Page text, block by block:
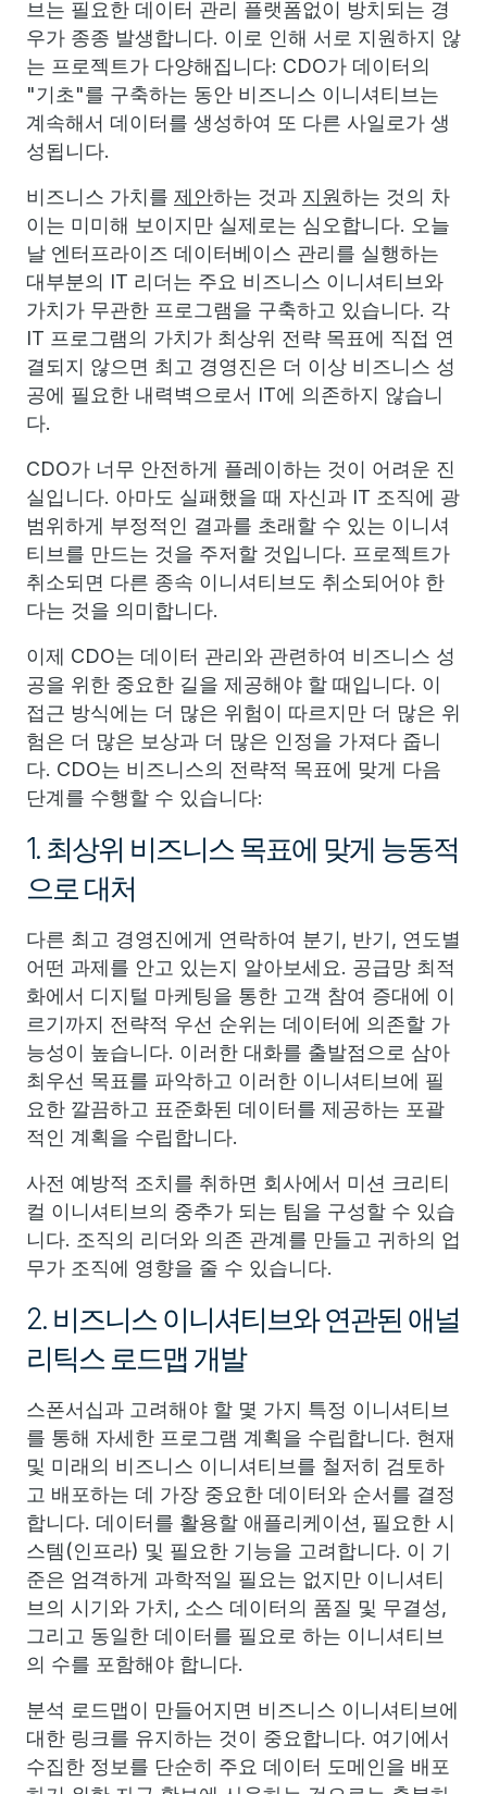
브는 필요한 데이터 관리 플랫폼없이 방치되는 경
우가 종종 발생합니다. 이로 인해 서로 지원하지 않
는 프로젝트가 다양해집니다: CDO가 데이터의
"기초"를 구축하는 동안 비즈니스 이니셔티브는
계속해서 데이터를 생성하여 또 다른 사일로가 생
성됩니다.
비즈니스 가치를 제안하는 것과 지원하는 것의 차
이는 미미해 보이지만 실제로는 심오합니다. 오늘
날 엔터프라이즈 데이터베이스 관리를 실행하는
대부분의 IT 리더는 주요 비즈니스 이니셔티브와
가치가 무관한 프로그램을 구축하고 있습니다. 각
IT 프로그램의 가치가 최상위 전략 목표에 직접 연
결되지 않으면 최고 경영진은 더 이상 비즈니스 성
공에 필요한 내력벽으로서 IT에 의존하지 않습니
다.
CDO가 너무 안전하게 플레이하는 것이 어려운 진
실입니다. 아마도 실패했을 때 자신과 IT 조직에 광
범위하게 부정적인 결과를 초래할 수 있는 이니셔
티브를 만드는 것을 주저할 것입니다. 프로젝트가
취소되면 다른 종속 이니셔티브도 취소되어야 한
다는 것을 의미합니다.
이제 CDO는 데이터 관리와 관련하여 비즈니스 성
공을 위한 중요한 길을 제공해야 할 때입니다. 이
접근 방식에는 더 많은 위험이 따르지만 더 많은 위
험은 더 많은 보상과 더 많은 인정을 가져다 줍니
다. CDO는 비즈니스의 전략적 목표에 맞게 다음
단계를 수행할 수 있습니다:
1. 최상위 비즈니스 목표에 맞게 능동적
으로 대처
다른 최고 경영진에게 연락하여 분기, 반기, 연도별
어떤 과제를 안고 있는지 알아보세요. 공급망 최적
화에서 디지털 마케팅을 통한 고객 참여 증대에 이
르기까지 전략적 우선 순위는 데이터에 의존할 가
능성이 높습니다. 이러한 대화를 출발점으로 삼아
최우선 목표를 파악하고 이러한 이니셔티브에 필
요한 깔끔하고 표준화된 데이터를 제공하는 포괄
적인 계획을 수립합니다.
사전 예방적 조치를 취하면 회사에서 미션 크리티
컬 이니셔티브의 중추가 되는 팀을 구성할 수 있습
니다. 조직의 리더와 의존 관계를 만들고 귀하의 업
무가 조직에 영향을 줄 수 있습니다.
2. 비즈니스 이니셔티브와 연관된 애널
리틱스 로드맵 개발
스폰서십과 고려해야 할 몇 가지 특정 이니셔티브
를 통해 자세한 프로그램 계획을 수립합니다. 현재
및 미래의 비즈니스 이니셔티브를 철저히 검토하
고 배포하는 데 가장 중요한 데이터와 순서를 결정
합니다. 데이터를 활용할 애플리케이션, 필요한 시
스템(인프라) 및 필요한 기능을 고려합니다. 이 기
준은 엄격하게 과학적일 필요는 없지만 이니셔티
브의 시기와 가치, 소스 데이터의 품질 및 무결성,
그리고 동일한 데이터를 필요로 하는 이니셔티브
의 수를 포함해야 합니다.
분석 로드맵이 만들어지면 비즈니스 이니셔티브에
대한 링크를 유지하는 것이 중요합니다. 여기에서
수집한 정보를 단순히 주요 데이터 도메인을 배포